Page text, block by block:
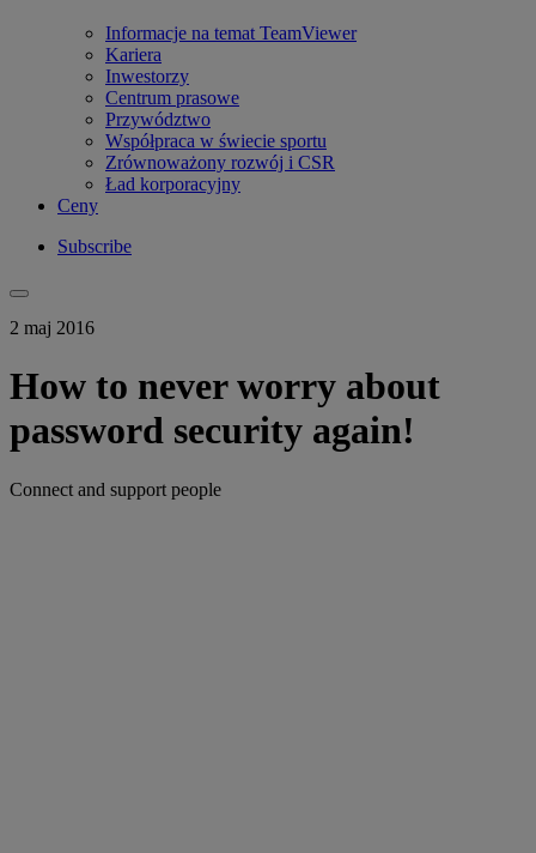
Informacje na temat TeamViewer
Kariera
Inwestorzy
Centrum prasowe
Przywództwo
Współpraca w świecie sportu
Zrównoważony rozwój i CSR
Ład korporacyjny
Ceny
Subscribe
2 maj 2016
How to never worry about
password security again!
Connect and support people